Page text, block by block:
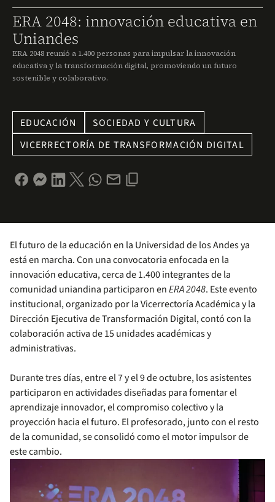
ERA 2048: innovación educativa en
Uniandes
ERA 2048 reunió a 1.400 personas para impulsar la innovación
educativa y la transformación digital, promoviendo un futuro
sostenible y colaborativo.
EDUCACIÓN
SOCIEDAD Y CULTURA
VICERRECTORÍA DE TRANSFORMACIÓN DIGITAL
El futuro de la educación en la Universidad de los Andes ya
está en marcha. Con una convocatoria enfocada en la
innovación educativa, cerca de 1.400 integrantes de la
comunidad uniandina participaron enERA 2048. Este evento
institucional, organizado por la Vicerrectoría Académica y la
Dirección Ejecutiva de Transformación Digital, contó con la
colaboración activa de 15 unidades académicas y
administrativas.
Durante tres días, entre el 7 y el 9 de octubre, los asistentes
participaron en actividades diseñadas para fomentar el
aprendizaje innovador, el compromiso colectivo y la
proyección hacia el futuro. El profesorado, junto con el resto
de la comunidad, se consolidó como el motor impulsor de
este cambio.